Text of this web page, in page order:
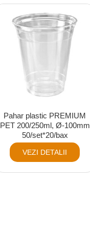
Pahar plastic PREMIUM
PET 200/250ml, Ø-100mm
50/set*20/bax
VEZI DETALII